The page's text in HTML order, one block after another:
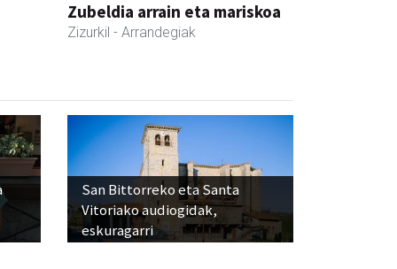
Zubeldia arrain eta mariskoa
Zizurkil - Arrandegiak
San Bittorreko eta Santa
Vitoriako audiogidak,
eskuragarri